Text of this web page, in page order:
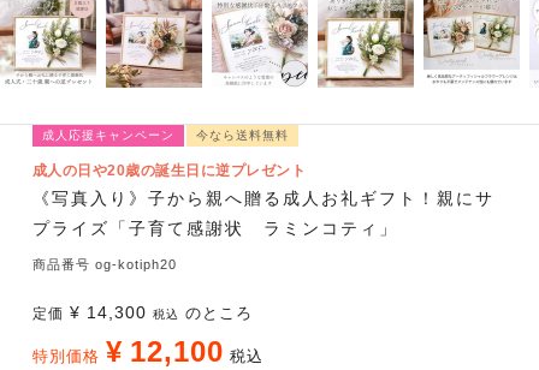
成人応援キャンペーン 今なら送料無料
成人の日や20歳の誕生日に逆プレゼント
《写真入り》子から親へ贈る成人お礼ギフト！親にサ
プライズ「子育て感謝状 ラミンコティ」
商品番号 og-kotiph20
定価 ¥ 14,300 税込 のところ
特別価格 ¥ 12,100 税込